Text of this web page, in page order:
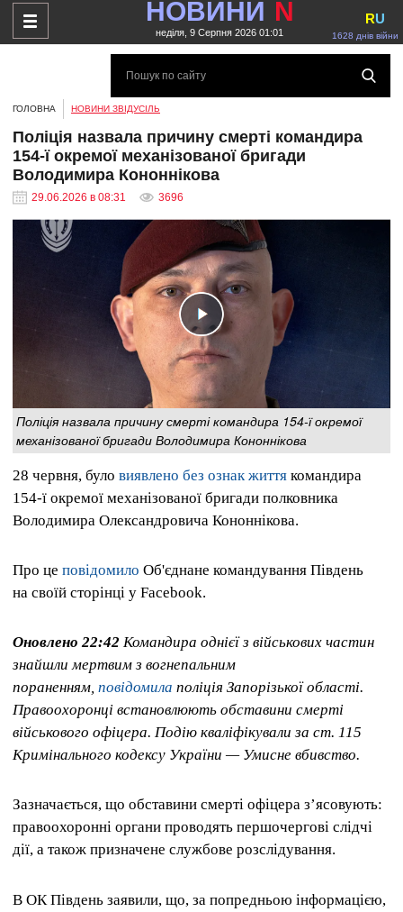
НОВИНИ N
неділя, 9 Серпня 2026 01:01 1628 днів війни
RU
ГОЛОВНА НОВИНИ ЗВІДУСІЛЬ
Поліція назвала причину смерті командира
154-ї окремої механізованої бригади
Володимира Кононнікова
29.06.2026 в 08:31 3696
Поліція назвала причину смерті командира 154-ї окремої
механізованої бригади Володимира Кононнікова
28 червня, було виявлено без ознак життя командира
154-ї окремої механізованої бригади полковника
Володимира Олександровича Кононнікова.
Про це повідомило Об'єднане командування Південь
на своїй сторінці у Facebook.
Оновлено 22:42 Командира однієї з військових частин
знайшли мертвим з вогнепальним
пораненням, повідомила поліція Запорізької області.
Правоохоронці встановлюють обставини смерті
військового офіцера. Подію кваліфікували за ст. 115
Кримінального кодексу України — Умисне вбивство.
Зазначається, що обставини смерті офіцера з’ясовують:
правоохоронні органи проводять першочергові слідчі
дії, а також призначене службове розслідування.
В ОК Південь заявили, що, за попредньою інформацією,